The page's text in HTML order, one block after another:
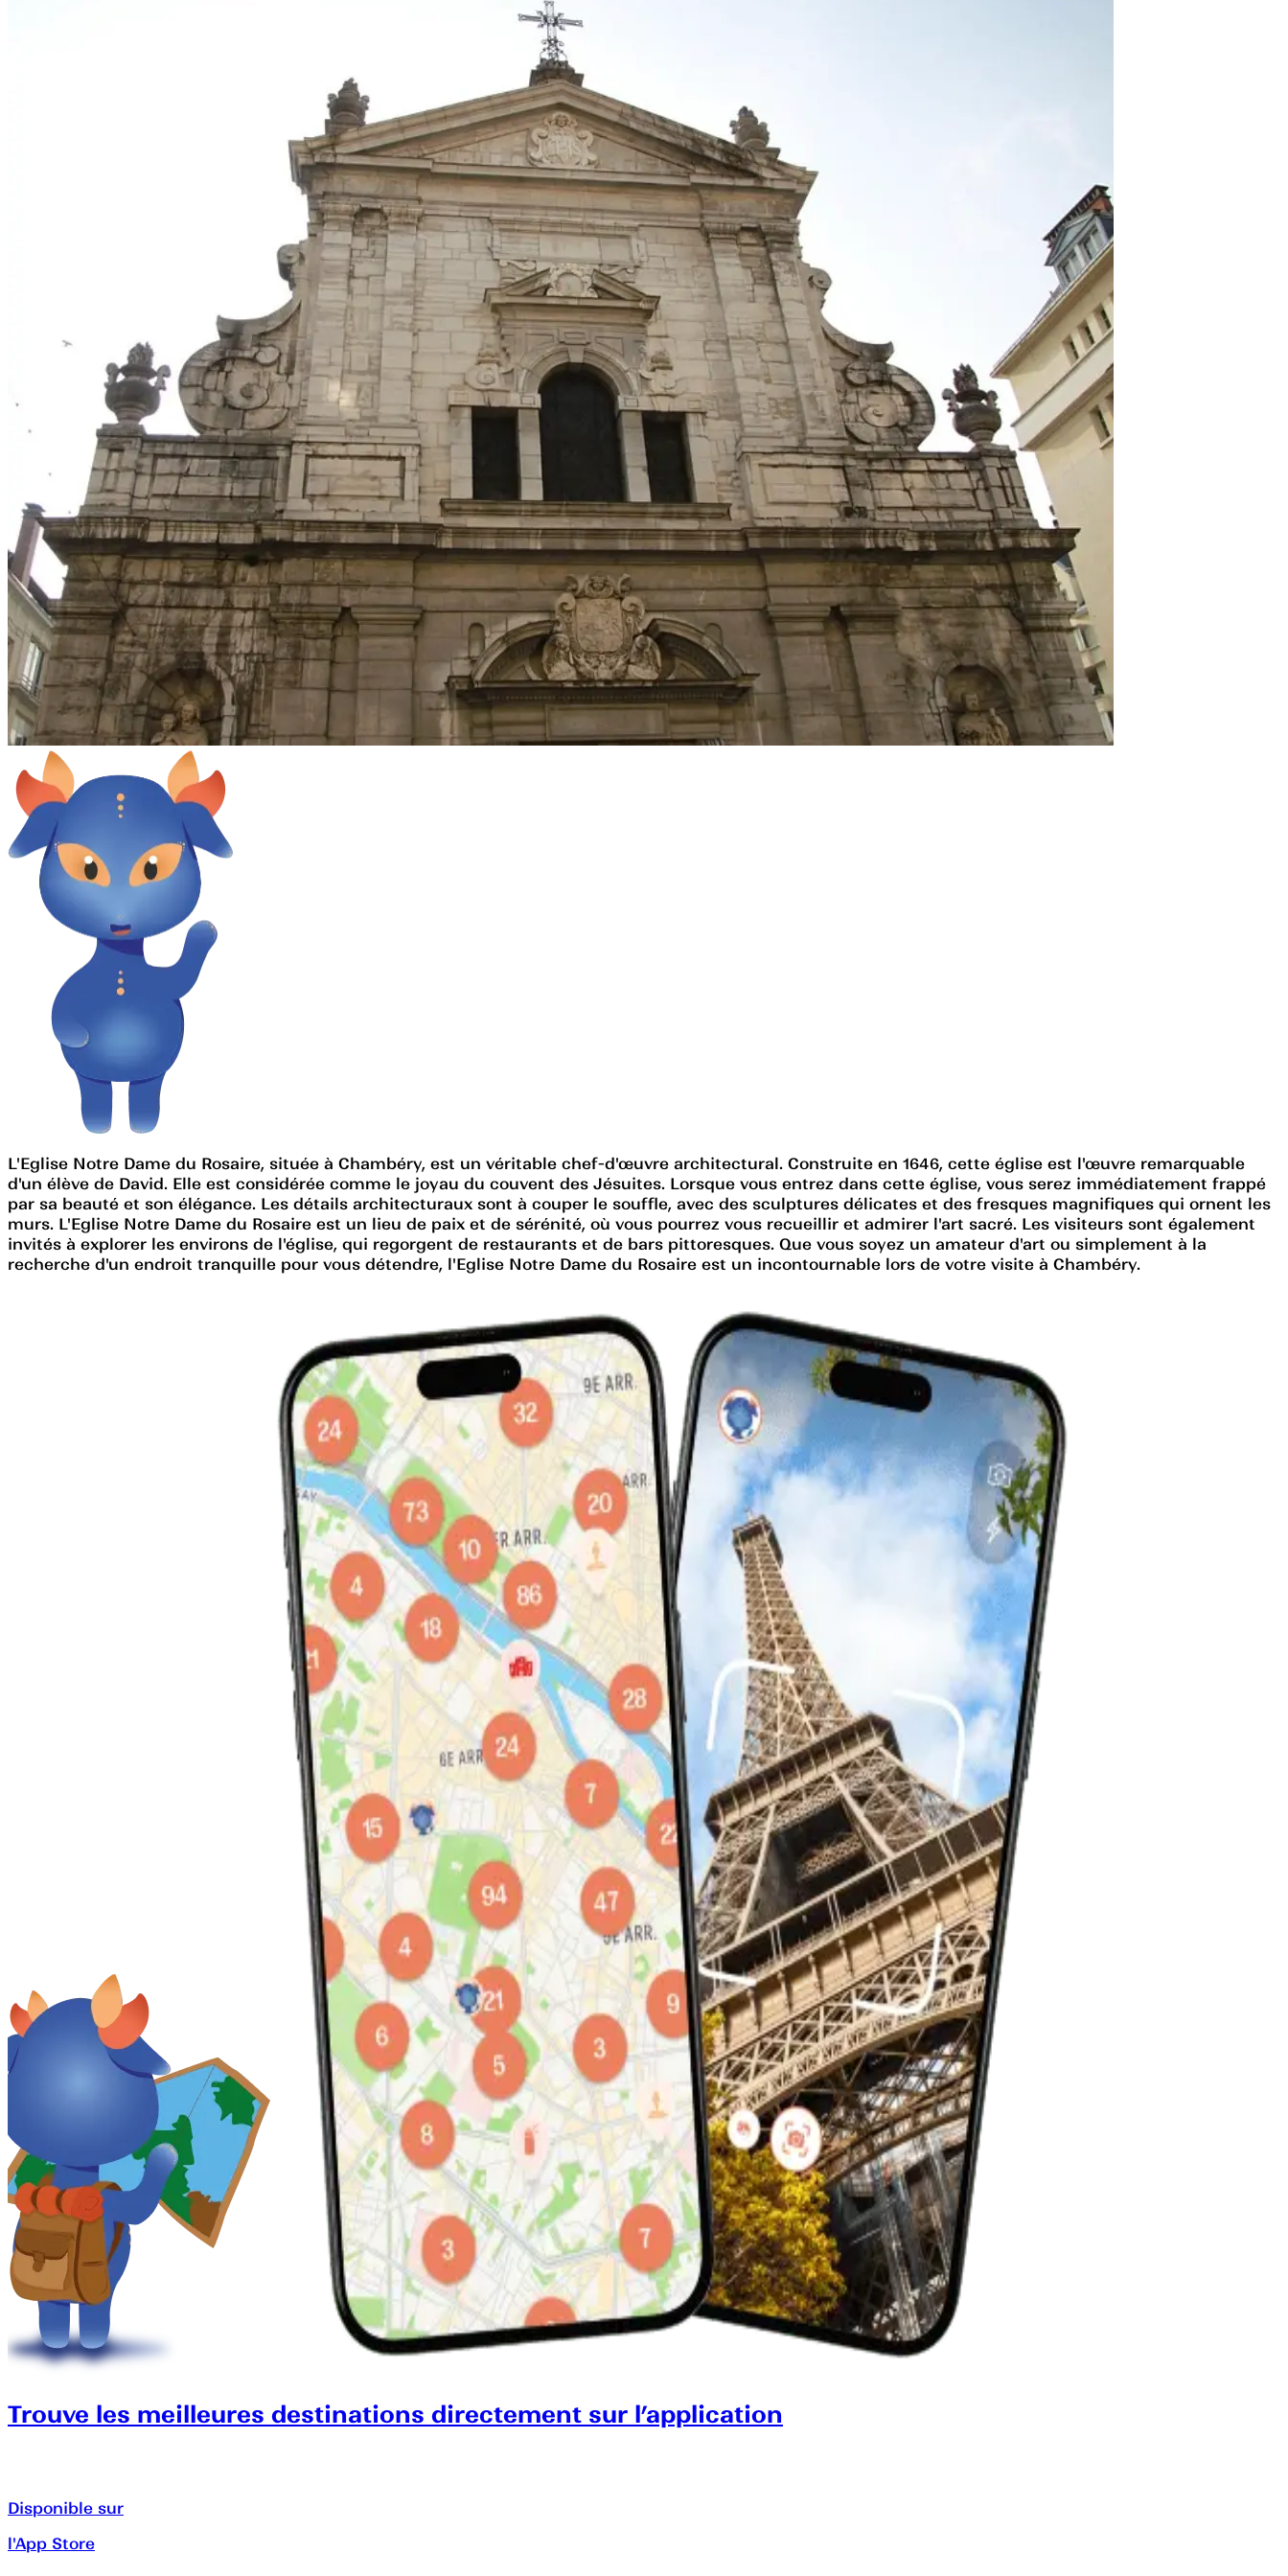
L'Eglise Notre Dame du Rosaire, située à Chambéry, est un véritable chef-d'œuvre architectural. Construite en 1646, cette église est l'œuvre remarquable
d'un élève de David. Elle est considérée comme le joyau du couvent des Jésuites. Lorsque vous entrez dans cette église, vous serez immédiatement frappé
par sa beauté et son élégance. Les détails architecturaux sont à couper le souffle, avec des sculptures délicates et des fresques magnifiques qui ornent les
murs. L'Eglise Notre Dame du Rosaire est un lieu de paix et de sérénité, où vous pourrez vous recueillir et admirer l'art sacré. Les visiteurs sont également
invités à explorer les environs de l'église, qui regorgent de restaurants et de bars pittoresques. Que vous soyez un amateur d'art ou simplement à la
recherche d'un endroit tranquille pour vous détendre, l'Eglise Notre Dame du Rosaire est un incontournable lors de votre visite à Chambéry.
Trouve les meilleures destinations directement sur l’application
Disponible sur
l'App Store